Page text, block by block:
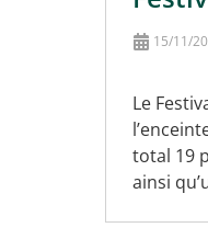
15/11/
Le
total 19
ainsi